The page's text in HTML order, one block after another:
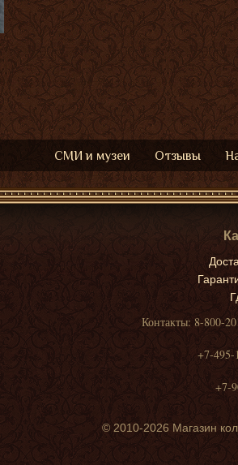
СМИ и музеи Отзывы
Контакты: 8-800-
+7-
+7-
© 2010-2026 Магазин